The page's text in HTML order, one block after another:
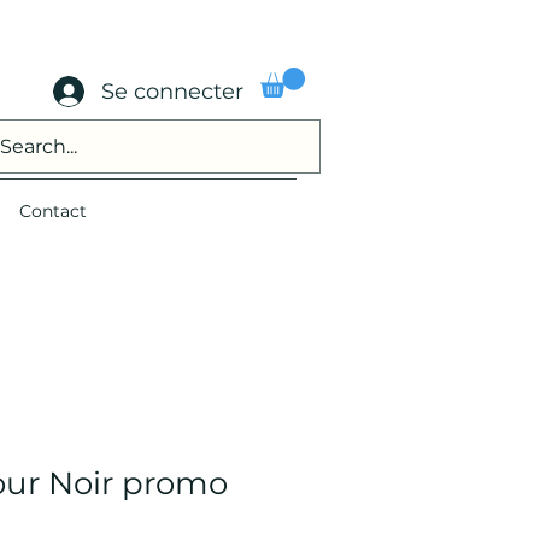
Se connecter
Contact
Noir promo